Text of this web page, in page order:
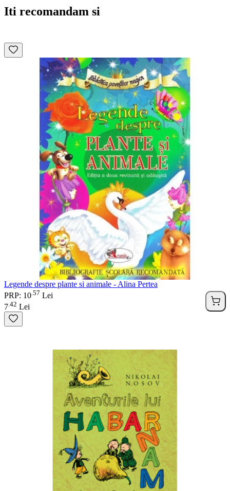
Iti recomandam si
Legende despre plante si animale - Alina Pertea
PRP: 10 57 Lei
7 42 Lei